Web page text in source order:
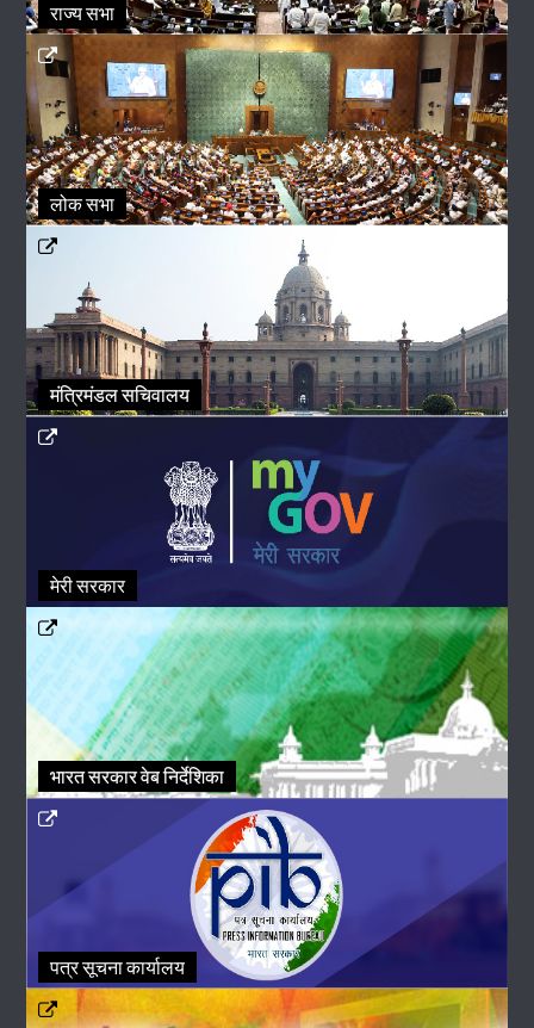
राज्य सभा
लोक सभा
मंत्रिमंडल सचिवालय
मेरी सरकार
भारत सरकार वेब निर्देशिका
पत्र सूचना कार्यालय